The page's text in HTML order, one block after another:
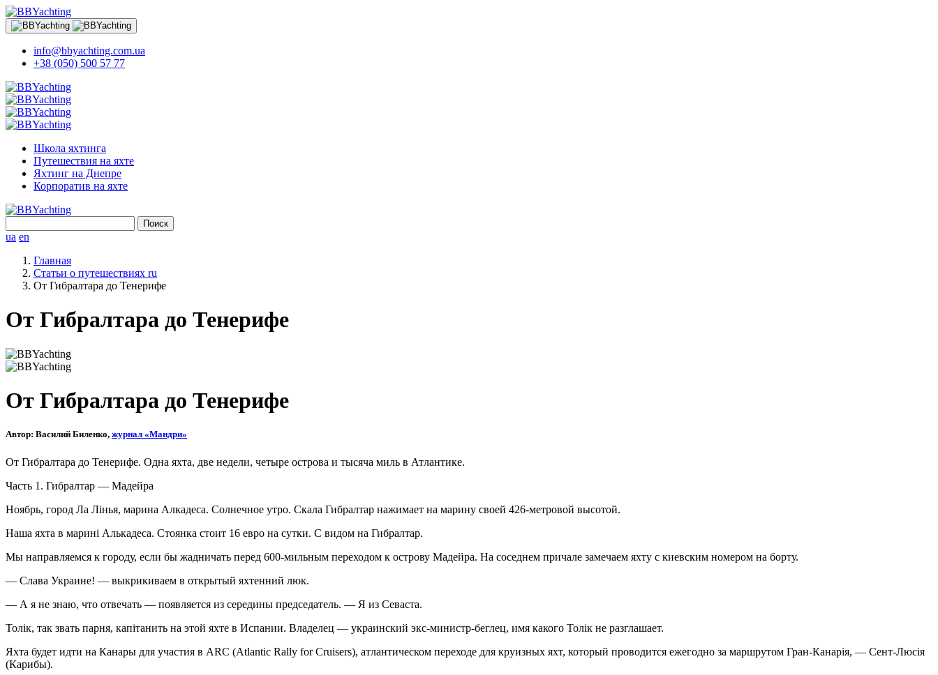
info@bbyachting.com.ua
+38 (050) 500 57 77
Школа яхтинга
Путешествия на яхте
Яхтинг на Днепре
Корпоратив на яхте
ua en
Главная
Статьи о путешествиях ru
От Гибралтара до Тенерифе
От Гибралтара до Тенерифе
От Гибралтара до Тенерифе
Автор: Василий Биленко, журнал «Мандри»
От Гибралтара до Тенерифе. Одна яхта, две недели, четыре острова и тысяча миль в Атлантике.
Часть 1. Гибралтар — Мадейра
Ноябрь, город Ла Лінья, марина Алкадеса. Солнечное утро. Скала Гибралтар нажимает на марину своей 426-метровой высотой.
Наша яхта в марині Алькадеса. Стоянка стоит 16 евро на сутки. С видом на Гибралтар.
Мы направляемся к городу, если бы жадничать перед 600-мильным переходом к острову Мадейра. На соседнем причале замечаем яхту с киевским номером на борту.
— Слава Украине! — выкрикиваем в открытый яхтенний люк.
— А я не знаю, что отвечать — появляется из середины председатель. — Я из Севаста.
Толік, так звать парня, капітанить на этой яхте в Испании. Владелец — украинский экс-министр-беглец, имя какого Толік не разглашает.
Яхта будет идти на Канары для участия в ARC (Atlantic Rally for Cruisers), атлантическом переходе для круизных яхт, который проводится ежегодно за маршрутом Гран-Канарія, — Сент-Люсія
(Карибы).